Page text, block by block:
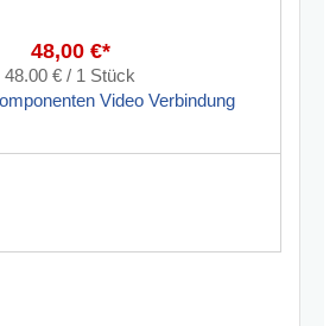
48,00 €*
48.00 € / 1 Stück
Video Verbindung